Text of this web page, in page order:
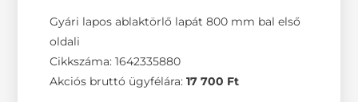
Gyári lapos ablaktörlő lapát 800 mm bal első
oldali
Cikkszáma: 1642335880
Akciós bruttó ügyfélára:17 700 Ft